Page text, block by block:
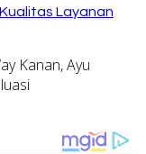
Layanan
Kanan, Ayu